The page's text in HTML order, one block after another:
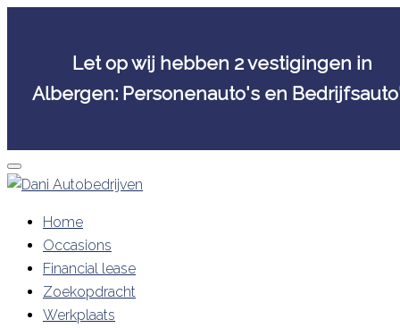
Let op wij hebben 2 vestigingen in
Albergen: Personenauto's en
Skip
to
Home
Occasions
Financial lease
Zoekopdracht
Werkplaats